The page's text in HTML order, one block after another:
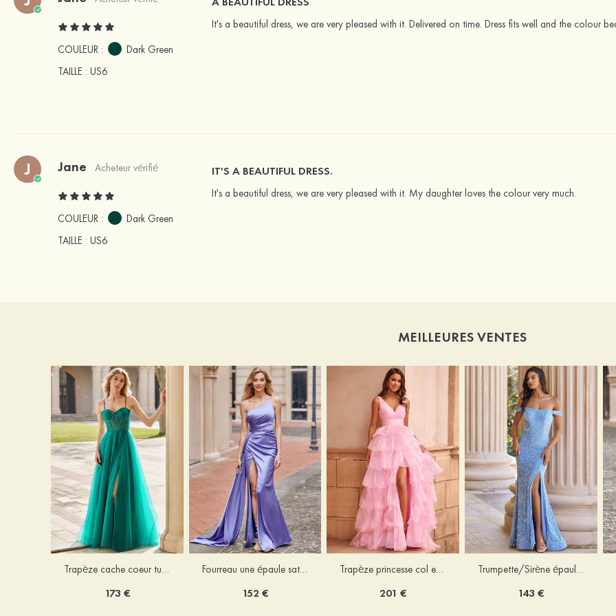
COULEUR :
Dark Green
TAILLE : US6
It's a beautiful dress, we are very pleased with it. Delivered on time. Dress fits well and the colour
J Jane Acheteur vérifié
COULEUR :
Dark Green
TAILLE : US6
IT'S A BEAUTIFUL DRESS.
It's a beautiful dress, we are very pleased with it. My daughter loves the colour very much.
MEILLEURES VENTES
Trapèze cache coeur tulle ras du sol robe de bal avec cristal
173 €
Fourreau une épaule satin ras du sol robe de bal
152 €
Trapèze princesse col en v organza traîne balayage robe de bal
201 €
Trumpette/Sirène épaule dénudée velours paillettes ras du sol robe de bal
143 €